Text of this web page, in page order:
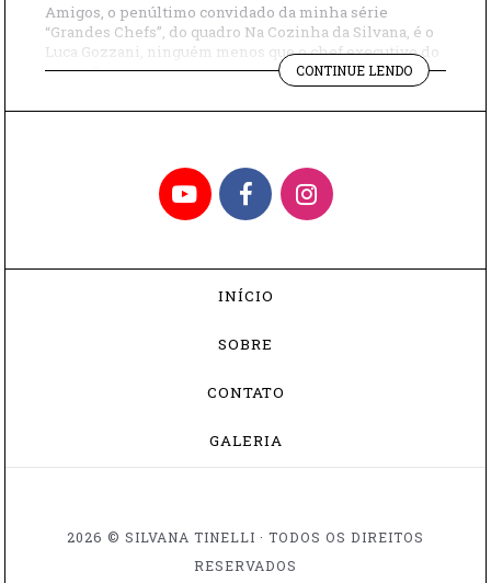
Amigos, o penúltimo convidado da minha série
“Grandes Chefs”, do quadro Na Cozinha da Silvana, é o
Luca Gozzani, ninguém menos que o chef executivo do
grupo Fasano, que tem uma estrela Michelin e está na
lista dos melhores do mundo. Vocês sabiam que
bacalhau não é um tipo de peixe, mas sim um preparo
CONTINUE LENDO"RECEITAS
ITALIANAS
DE
YouTubeFacebookInstagram
INÍCIO
SOBRE
CONTATO
GALERIA
2026 © SILVANA TINELLI · TODOS OS DIREITOS
RESERVADOS